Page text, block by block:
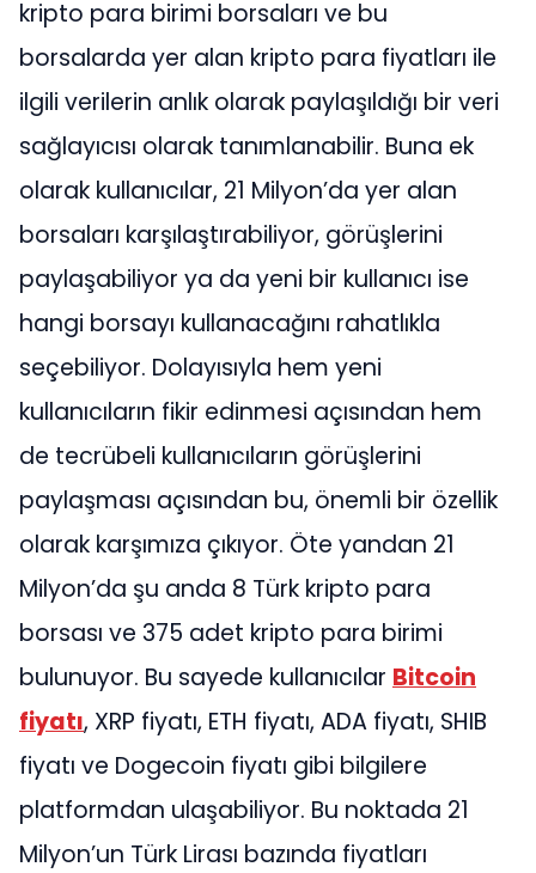
kripto para birimi borsaları ve bu
borsalarda yer alan kripto para fiyatları ile
ilgili verilerin anlık olarak paylaşıldığı bir veri
sağlayıcısı olarak tanımlanabilir. Buna ek
olarak kullanıcılar, 21 Milyon’da yer alan
borsaları karşılaştırabiliyor, görüşlerini
paylaşabiliyor ya da yeni bir kullanıcı ise
hangi borsayı kullanacağını rahatlıkla
seçebiliyor. Dolayısıyla hem yeni
kullanıcıların fikir edinmesi açısından hem
de tecrübeli kullanıcıların görüşlerini
paylaşması açısından bu, önemli bir özellik
olarak karşımıza çıkıyor. Öte yandan 21
Milyon’da şu anda 8 Türk kripto para
borsası ve 375 adet kripto para birimi
bulunuyor. Bu sayede kullanıcılar Bitcoin
fiyatı, XRP fiyatı, ETH fiyatı, ADA fiyatı, SHIB
fiyatı ve Dogecoin fiyatı gibi bilgilere
platformdan ulaşabiliyor. Bu noktada 21
Milyon’un Türk Lirası bazında fiyatları